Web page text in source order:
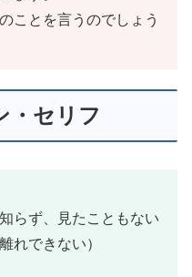
ことを言うのでしょう
・セリフ
らず、見たこともない
れできない）